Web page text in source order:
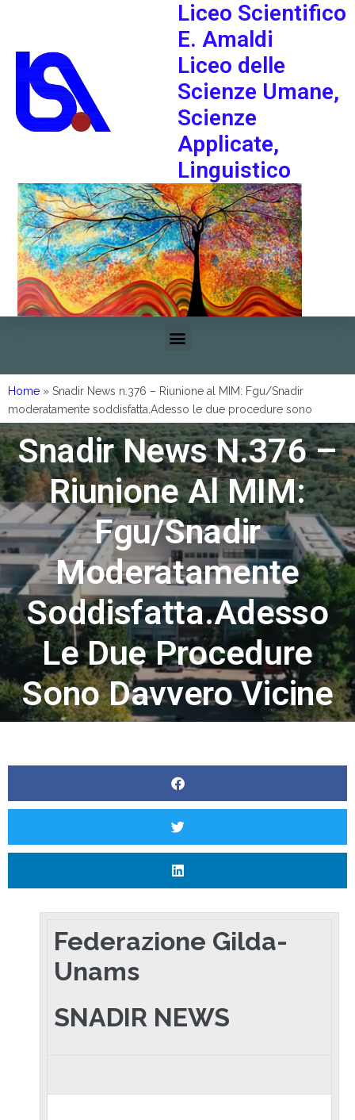
Liceo Scientifico
E. Amaldi
Liceo delle
Scienze Umane,
Scienze
Applicate,
Linguistico
Home » Snadir News n.376 – Riunione al MIM: Fgu/Snadir
moderatamente soddisfatta.Adesso le due procedure sono
davvero vicine
Snadir News N.376 –
Riunione Al MIM:
Fgu/Snadir
Moderatamente
Soddisfatta.Adesso
Le Due Procedure
Sono Davvero Vicine
Federazione Gilda-
Unams
SNADIR NEWS